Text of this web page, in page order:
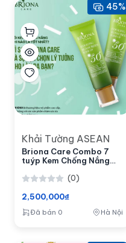
45%
Khải Tường ASEAN
Briona Care Combo 7
tuýp Kem Chống Nắng
(0)
2,500,000₫
Đã bán 0 Hà Nội